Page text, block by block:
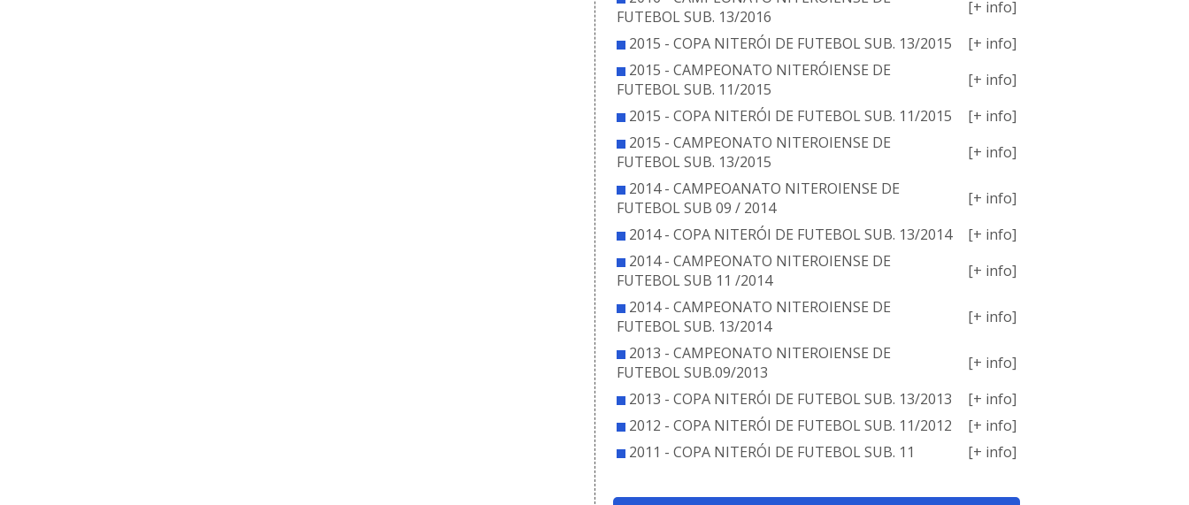
FUTEBOL SUB. 13/2016
[+ info]
2015 - COPA NITERÓI DE FUTEBOL SUB. 13/2015
[+ info]
2015 - CAMPEONATO NITERÓIENSE DE
FUTEBOL SUB. 11/2015
[+ info]
2015 - COPA NITERÓI DE FUTEBOL SUB. 11/2015
[+ info]
2015 - CAMPEONATO NITEROIENSE DE
FUTEBOL SUB. 13/2015
[+ info]
2014 - CAMPEOANATO NITEROIENSE DE
FUTEBOL SUB 09 / 2014
[+ info]
2014 - COPA NITERÓI DE FUTEBOL SUB. 13/2014
[+ info]
2014 - CAMPEONATO NITEROIENSE DE
FUTEBOL SUB 11 /2014
[+ info]
2014 - CAMPEONATO NITEROIENSE DE
FUTEBOL SUB. 13/2014
[+ info]
2013 - CAMPEONATO NITEROIENSE DE
FUTEBOL SUB.09/2013
[+ info]
2013 - COPA NITERÓI DE FUTEBOL SUB. 13/2013
[+ info]
2012 - COPA NITERÓI DE FUTEBOL SUB. 11/2012
[+ info]
2011 - COPA NITERÓI DE FUTEBOL SUB. 11
[+ info]